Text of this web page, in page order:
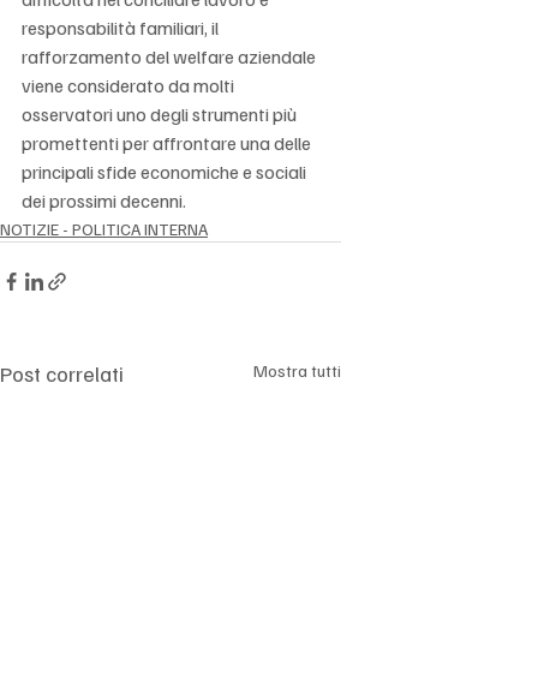
responsabilità familiari, il
rafforzamento del welfare aziendale
viene considerato da molti
osservatori uno degli strumenti più
promettenti per affrontare una delle
principali sfide economiche e sociali
dei prossimi decenni.
NOTIZIE - POLITICA INTERNA
Post correlati Mostra tutti